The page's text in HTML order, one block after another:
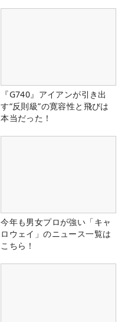
『G740』アイアンが引き出
す“反則級”の寛容性と飛びは
本当だった！
今年も男女プロが強い「キャ
ロウェイ」のニュース一覧は
こちら！